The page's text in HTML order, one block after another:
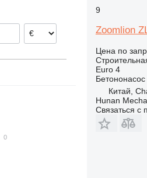
9
Zoomlion
Цена по
Euro 4
Бетононасос
Китай,
Hunan
Связаться с